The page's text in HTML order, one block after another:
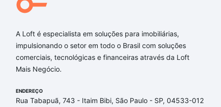
A Loft é especialista em soluções para imobiliárias,
impulsionando o setor em todo o Brasil com soluções
comerciais, tecnológicas e financeiras através da Loft
Mais Negócio.
ENDEREÇO
Rua Tabapuã, 743 - Itaim Bibi, São Paulo - SP, 04533-012